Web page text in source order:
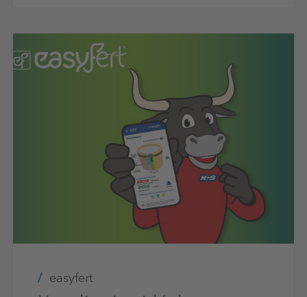
easyfert